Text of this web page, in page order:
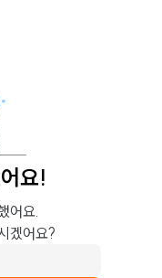
요!
어요.
겠어요?